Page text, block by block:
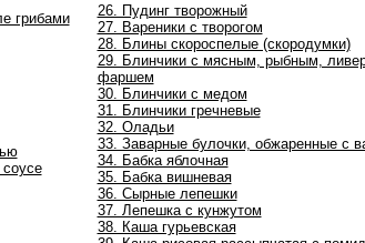
грибами
26. Пудинг творожный
27. Вареники с творогом
28. Блины скороспелые (скородумки)
29. Блинчики с мясным, рыбным,
фаршем
30. Блинчики с медом
31. Блинчики гречневые
32. Оладьи
33. Заварные булочки, обжаренные с
34. Бабка яблочная
35. Бабка вишневая
36. Сырные лепешки
37. Лепешка с кунжутом
38. Каша гурьевская